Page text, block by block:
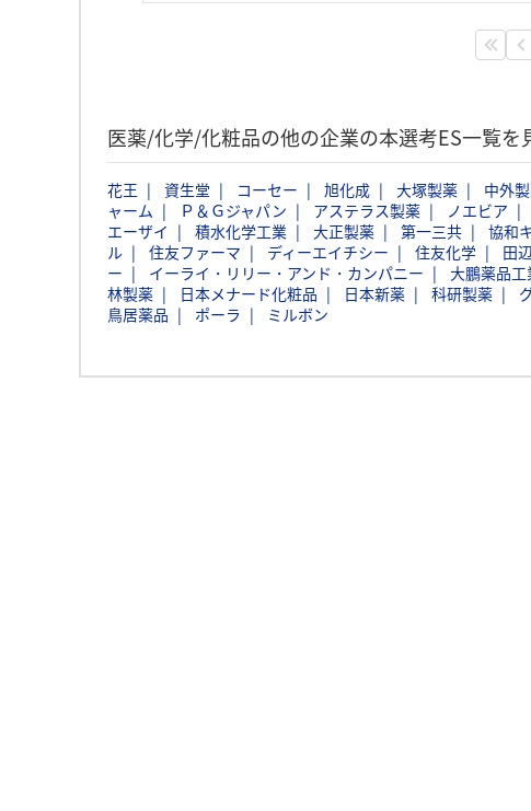
医薬/化学/化粧品の他の企業の本選考ES一覧を
花王 資生堂 コーセー 旭化成 大塚製薬 中外
ャーム
Ｐ＆Ｇジャパン アステラス製薬 ノエビア
エーザイ
積水化学工業 大正製薬 第一三共 協和
ル
住友ファーマ ディーエイチシー 住友化学 田
ー
イーライ・リリー・アンド・カンパニー 大鵬薬品工
林製薬
日本メナード化粧品 日本新薬 科研製薬
鳥居薬品
ポーラ ミルボン